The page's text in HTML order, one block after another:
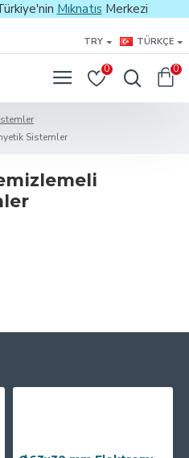
Mıknatıs Merkezi
TRY TÜRKÇE
0 0
Sistemler